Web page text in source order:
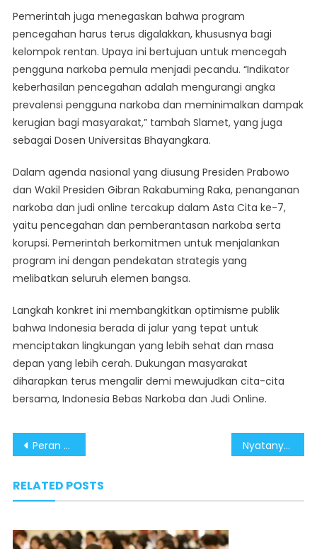
Pemerintah juga menegaskan bahwa program
pencegahan harus terus digalakkan, khususnya bagi
kelompok rentan. Upaya ini bertujuan untuk mencegah
pengguna narkoba pemula menjadi pecandu. “Indikator
keberhasilan pencegahan adalah mengurangi angka
prevalensi pengguna narkoba dan meminimalkan dampak
kerugian bagi masyarakat,” tambah Slamet, yang juga
sebagai Dosen Universitas Bhayangkara.
Dalam agenda nasional yang diusung Presiden Prabowo
dan Wakil Presiden Gibran Rakabuming Raka, penanganan
narkoba dan judi online tercakup dalam Asta Cita ke-7,
yaitu pencegahan dan pemberantasan narkoba serta
korupsi. Pemerintah berkomitmen untuk menjalankan
program ini dengan pendekatan strategis yang
melibatkan seluruh elemen bangsa.
Langkah konkret ini membangkitkan optimisme publik
bahwa Indonesia berada di jalur yang tepat untuk
menciptakan lingkungan yang lebih sehat dan masa
depan yang lebih cerah. Dukungan masyarakat
diharapkan terus mengalir demi mewujudkan cita-cita
bersama, Indonesia Bebas Narkoba dan Judi Online.
Post
Peran Aktif Masyarakat Sebagai Jawaban Dalam Menyukseskan Program Asta Cita Pemerintahan Prabowo-Gibran Nyatanya, Malioboro Kini Tak Lagi Sama dan Kata “Istimewa” bagi Jogja Hanya Pencitraan Semata
RELATED POSTS